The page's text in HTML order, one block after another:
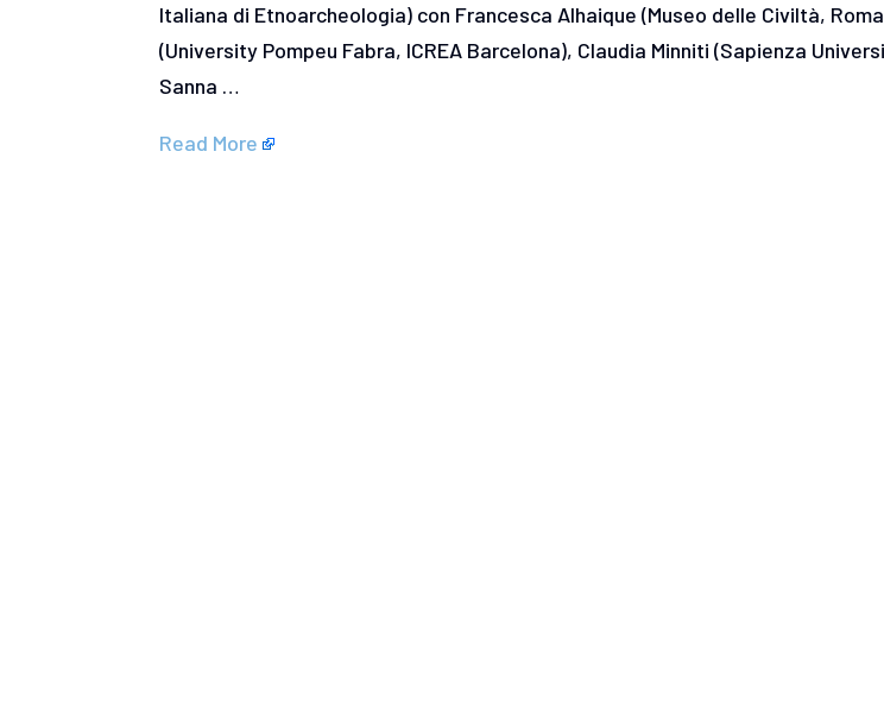
Italiana di Etnoarcheologia) con Francesca Alhaique (Museo delle Civiltà,
(University Pompeu Fabra, ICREA Barcelona), Claudia Minniti (Sapienza
Sanna …
Read More